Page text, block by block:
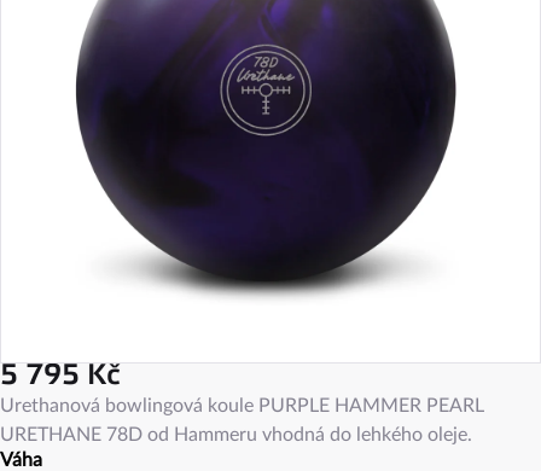
5 795 Kč
Měrná
cena:
Váha
Urethanová bowlingová koule PURPLE HAMMER PEARL
URETHANE 78D od Hammeru vhodná do lehkého oleje.